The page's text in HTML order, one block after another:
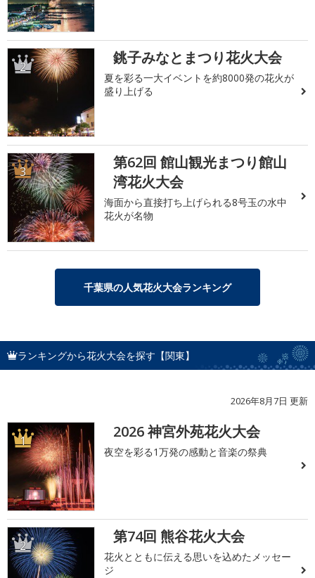
2 銚子みなとまつり花火大会
夏を彩る一大イベントを約8000発の花火が
盛り上げる
3
第62回 館山観光まつり館山
湾花火大会
海面から直接打ち上げられる8号玉の水中
花火が名物
千葉県の人気花火大会ランキング
ランキングから花火大会を探す【関東】
2026年8月7日 更新
1 2026 神宮外苑花火大会
夜空を彩る1万発の感動と音楽の祭典
2 第74回 熊谷花火大会
花火とともに伝える思いを込めたメッセー
ジ